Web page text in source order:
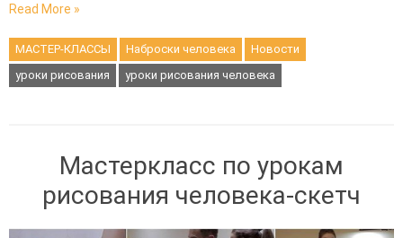
Read More »
МАСТЕР-КЛАССЫ Наброски человека
Новости
уроки рисования
уроки рисования человека
Мастеркласс по урокам
рисования человека-скетч